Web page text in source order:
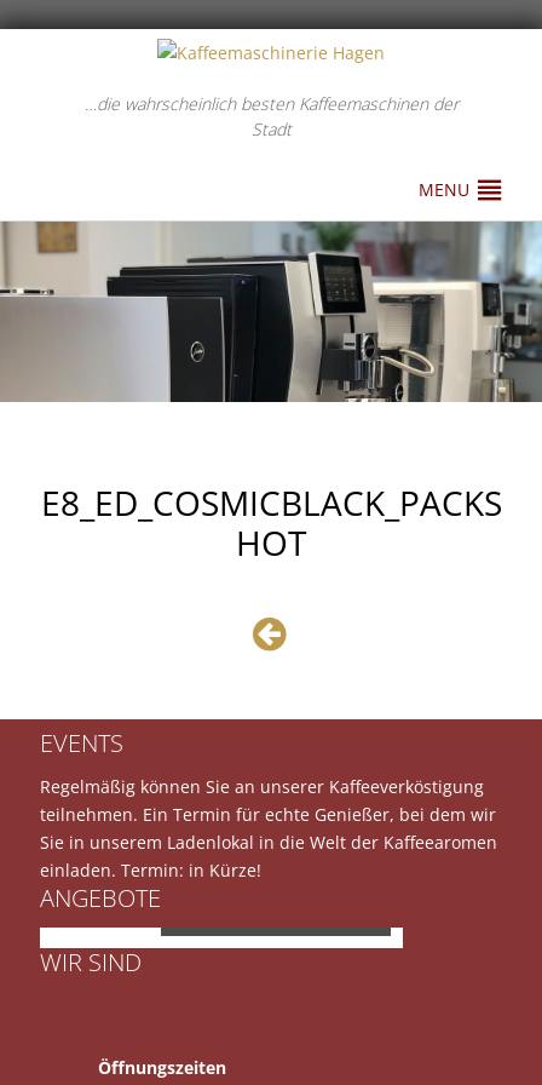
…die wahrscheinlich besten Kaffeemaschinen der
Stadt
MENU
E8_ED_COSMICBLACK_PACKS
HOT
EVENTS
Regelmäßig können Sie an unserer Kaffeeverköstigung
teilnehmen. Ein Termin für echte Genießer, bei dem wir
Sie in unserem Ladenlokal in die Welt der Kaffeearomen
einladen. Termin: in Kürze!
ANGEBOTE
WIR SIND
Öffnungszeiten